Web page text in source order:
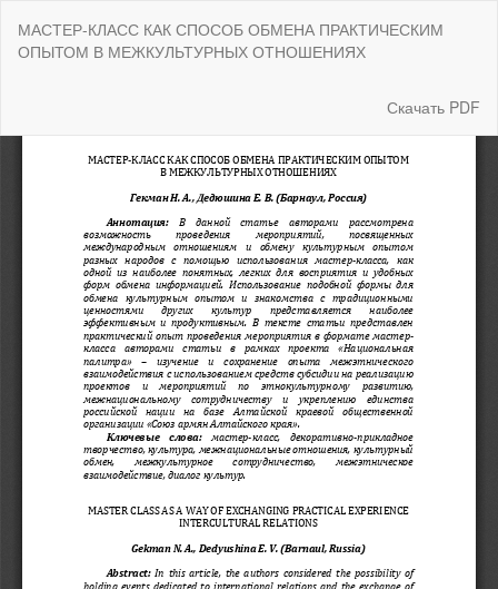
Подробностям
МАСТЕР-КЛАСС КАК СПОСОБ ОБМЕНА ПРАКТИЧЕСКИМ
ОПЫТОМ В МЕЖКУЛЬТУРНЫХ ОТНОШЕНИЯХ
Скачать
Скачать PDF